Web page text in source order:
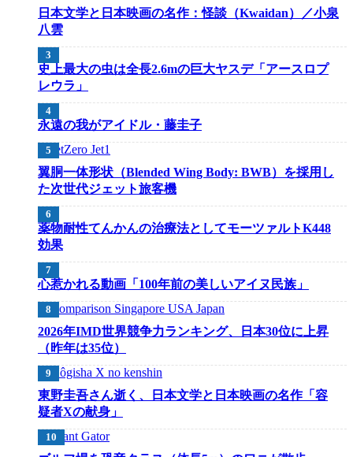
日本文学と日本映画の名作：怪談（Kwaidan）／小泉
八雲
史上最大の虫は全長2.6mの巨大ヤスデ「アースロプ
レウラ」
永遠の我がアイドル・藤圭子
翼胴一体形状（Blended Wing Body: BWB）を採用し
た次世代ジェット旅客機
薬物耐性てんかんの治療法としてモーツァルトK448
効果
心惹かれる動画「100年前の美しいアイヌ民族」
2026年IMD世界競争力ランキング、日本30位に上昇
（昨年は35位）
東野圭吾さん逝く、日本文学と日本映画の名作「容
疑者Xの献身」